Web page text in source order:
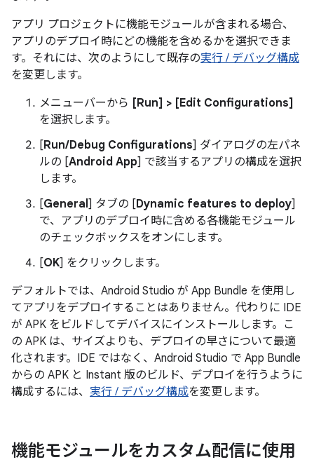
アプリ プロジェクトに機能モジュールが含まれる場合、
アプリのデプロイ時にどの機能を含めるかを選択できま
す。それには、次のようにして既存の実行 / デバッグ構成
を変更します。
メニューバーから [Run] > [Edit Configurations]
を選択します。
[Run/Debug Configurations] ダイアログの左パネ
ルの [Android App] で該当するアプリの構成を選択
します。
[General] タブの [Dynamic features to deploy]
で、アプリのデプロイ時に含める各機能モジュール
のチェックボックスをオンにします。
[OK] をクリックします。
デフォルトでは、Android Studio が App Bundle を使用し
てアプリをデプロイすることはありません。代わりに IDE
が APK をビルドしてデバイスにインストールします。こ
の APK は、サイズよりも、デプロイの早さについて最適
化されます。IDE ではなく、Android Studio で App Bundle
からの APK と Instant 版のビルド、デプロイを行うように
構成するには、 実行 / デバッグ構成を変更します。
機能モジュールをカスタム配信に使用